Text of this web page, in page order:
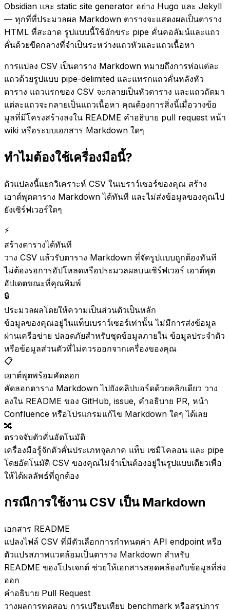
Obsidian และ static site generator อย่าง Hugo และ Jekyll
— ทุกที่ที่ประมวลผล Markdown ตารางจะแสดงผลเป็นตาราง
HTML ที่สะอาด รูปแบบนี้ใช้อักขระ pipe คั่นคอลัมน์และแถว
คั่นด้วยขีดกลางที่จำเป็นระหว่างแถวหัวและแถวเนื้อหา
การแปลง CSV เป็นตาราง Markdown หมายถึงการห่อแต่ละ
แถวด้วยรูปแบบ pipe-delimited และแทรกแถวคั่นหลังหัว
ตาราง แถวแรกของ CSV จะกลายเป็นหัวตาราง และแถวถัดมา
แต่ละแถวจะกลายเป็นแถวเนื้อหา คุณต้องการสิ่งนี้เมื่อวางข้อ
มูลที่มีโครงสร้างลงใน README คำอธิบาย pull request หน้า
wiki หรือระบบเอกสาร Markdown ใดๆ
ทำไมต้องใช้เครื่องมือนี้?
ตัวแปลงนี้แยกวิเคราะห์ CSV ในเบราว์เซอร์ของคุณ สร้าง
เอาต์พุตตาราง Markdown ได้ทันที และไม่ส่งข้อมูลของคุณไป
ยังเซิร์ฟเวอร์ใดๆ
⚡
สร้างตารางได้ทันที
วาง CSV แล้วรับตาราง Markdown ที่จัดรูปแบบถูกต้องทันที
ไม่ต้องรอการอัปโหลดหรือประมวลผลบนเซิร์ฟเวอร์ เอาต์พุต
อัปเดตขณะที่คุณพิมพ์
🔒
ประมวลผลโดยให้ความเป็นส่วนตัวเป็นหลัก
ข้อมูลของคุณอยู่ในแท็บเบราว์เซอร์เท่านั้น ไม่มีการส่งข้อมูล
ผ่านเครือข่าย ปลอดภัยสำหรับชุดข้อมูลภายใน ข้อมูลประจำตัว
หรือข้อมูลส่วนตัวที่ไม่ควรออกจากเครื่องของคุณ
📋
เอาต์พุตพร้อมคัดลอก
คัดลอกตาราง Markdown ไปยังคลิปบอร์ดด้วยคลิกเดียว วาง
ลงใน README ของ GitHub, issue, คำอธิบาย PR, หน้า
Confluence หรือโปรแกรมแก้ไข Markdown ใดๆ ได้เลย
🔀
ตรวจจับตัวคั่นอัตโนมัติ
เครื่องมือรู้จักตัวคั่นประเภทจุลภาค แท็บ เซมิโคลอน และ pipe
โดยอัตโนมัติ CSV ของคุณไม่จำเป็นต้องอยู่ในรูปแบบเดียวเพื่อ
ให้ได้ผลลัพธ์ที่ถูกต้อง
กรณีการใช้งาน CSV เป็น Markdown
เอกสาร README
แปลงไฟล์ CSV ที่มีตัวเลือกการกำหนดค่า API endpoint หรือ
ตัวแปรสภาพแวดล้อมเป็นตาราง Markdown สำหรับ
README ของโปรเจกต์ ช่วยให้เอกสารสอดคล้องกับข้อมูลที่ส่ง
ออก
คำอธิบาย Pull Request
วางผลการทดสอบ การเปรียบเทียบ benchmark หรือสรุปการ